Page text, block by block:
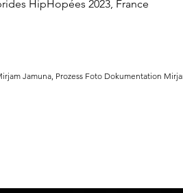
HipHopées 2023, France
Jamuna, Prozess Foto Dokumentation